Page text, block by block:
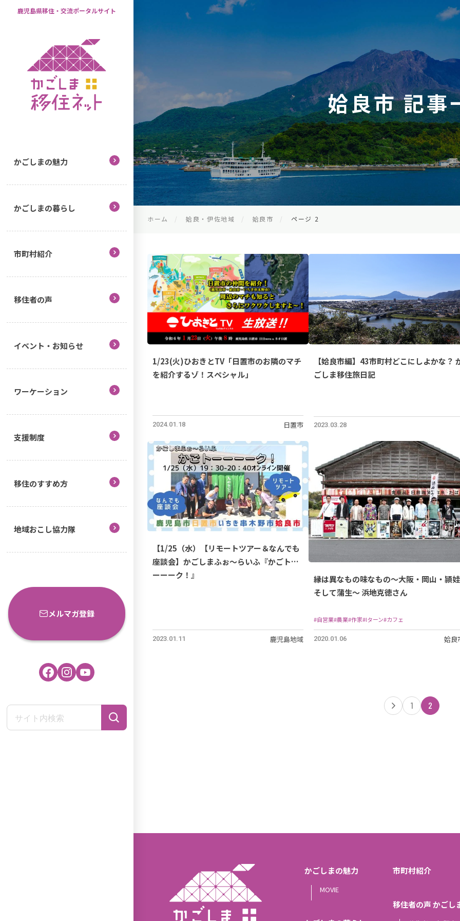
鹿児島県移住・交流ポータルサイト
かごしまの魅力
かごしまの暮らし
市町村紹介
移住者の声
イベント・お知らせ
ワーケーション
支援制度
移住のすすめ方
地域おこし協力隊
メルマガ登録
姶良市 記事
ホーム 姶良・伊佐地域 姶良市 ページ 2
1/23(火)ひおきとTV「日置市のお隣のマチ
を紹介するゾ！スペシャル」
2024.01.18 日置市
【姶良市編】43市町村どこにしよかな？
ごしま移住旅日記
2023.03.28
【1/25（水）【リモートツアー＆なんでも
座談会】かごしまふぉ～らいふ『かごトー
ーーーク！』
2023.01.11 鹿児島地域
縁は異なもの味なもの〜大阪・岡山・頴娃
そして蒲生〜 浜地克徳さん
#自営業#農業#作家#Iターン#カフェ
2020.01.06 姶良
1 2
かごしまの魅力
MOVIE
市町村紹介
移住者の声 かごし